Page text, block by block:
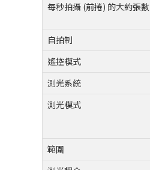
每秒拍攝 (前捲) 的大約張數
自拍制
遙控模式
測光系統
測光模式
範圍